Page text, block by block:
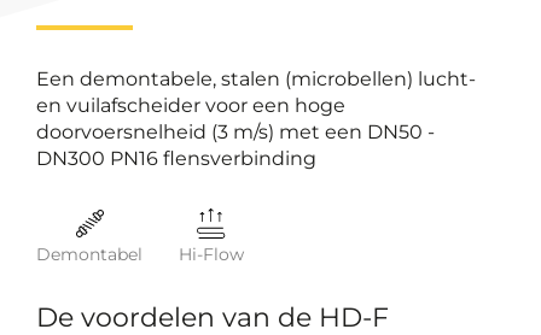
Een demontabele, stalen (microbellen) lucht-
en vuilafscheider voor een hoge
doorvoersnelheid (3 m/s) met een DN50 -
DN300 PN16 flensverbinding
Demontabel Hi-Flow
De voordelen van de HD-F